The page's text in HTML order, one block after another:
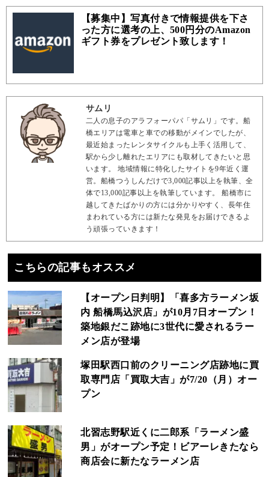
【募集中】写真付きで情報提供を下さ
った方に選考の上、500円分のAmazon
ギフト券をプレゼント致します！
サムリ
二人の息子のアラフォーパパ「サムリ」です。船
橋エリアは電車と車での移動がメインでしたが、
最近始まったレンタサイクルも上手く活用して、
駅から少し離れたエリアにも取材してきたいと思
います。 地域情報に特化したサイトを9年近く運
営。船橋つうしんだけで3,000記事以上を執筆、全
体で13,000記事以上を執筆しています。 船橋市に
越してきたばかりの方には分かりやすく、長年住
まわれている方には新たな発見をお届けできるよ
う頑張っていきます！
こちらの記事もオススメ
【オープン日判明】「喜多方ラーメン坂
内 船橋馬込沢店」が10月7日オープン！
築地銀だこ跡地に3世代に愛されるラー
メン店が登場
塚田駅西口前のクリーニング店跡地に買
取専門店「買取大吉」が7/20（月）オー
プン
北習志野駅近くに二郎系「ラーメン盛
男」がオープン予定！ビアーレきたなら
商店会に新たなラーメン店